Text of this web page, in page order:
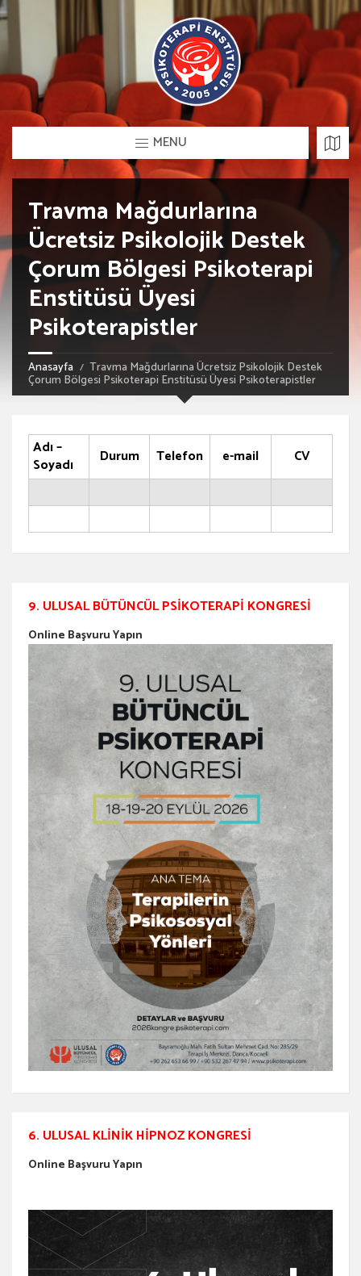
MENU
Travma Mağdurlarına
Ücretsiz Psikolojik Destek
Çorum Bölgesi Psikoterapi
Enstitüsü Üyesi
Psikoterapistler
Anasayfa Travma Mağdurlarına Ücretsiz Psikolojik Destek
Çorum Bölgesi Psikoterapi Enstitüsü Üyesi Psikoterapistler
Adı –
Soyadı
Durum Telefon e-mail CV
9. ULUSAL BÜTÜNCÜL PSIKOTERAPI KONGRESI
Online Başvuru Yapın
6. ULUSAL KLINIK HIPNOZ KONGRESI
Online Başvuru Yapın